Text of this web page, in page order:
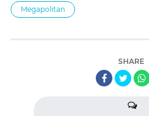
Megapolitan
SHARE